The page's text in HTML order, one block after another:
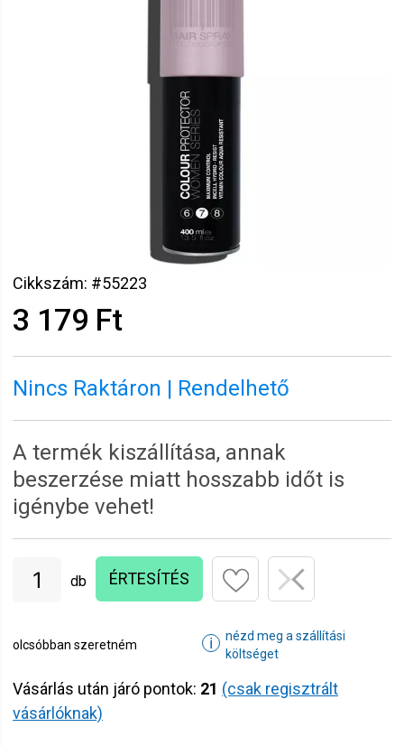
Cikkszám: #55223
3 179 Ft
Nincs Raktáron | Rendelhető
A termék kiszállítása, annak
beszerzése miatt hosszabb időt is
igénybe vehet!
db ÉRTESÍTÉS
olcsóbban szeretném ℹ
nézd meg a szállítási
költséget
Vásárlás után járó pontok: 21 (csak regisztrált
vásárlóknak)